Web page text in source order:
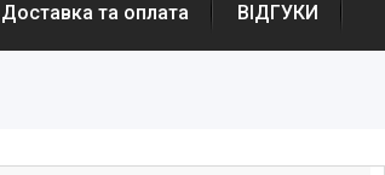
Доставка та оплата ВІДГУКИ